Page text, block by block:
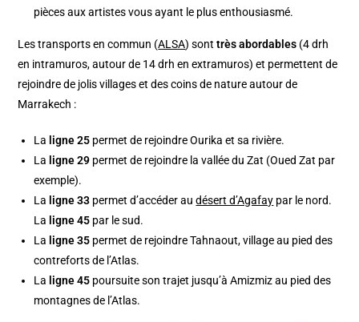
pièces aux artistes vous ayant le plus enthousiasmé.
Les transports en commun (ALSA) sonttrès abordables (4 drh
en intramuros, autour de 14 drh en extramuros) et permettent de
rejoindre de jolis villages et des coins de nature autour de
Marrakech :
La ligne 25 permet de rejoindre Ourika et sa rivière.
La ligne 29 permet de rejoindre la vallée du Zat (Oued Zat par
exemple).
La ligne 33 permet d’accéder audésert d’Agafay par le nord.
La ligne 45 par le sud.
La ligne 35 permet de rejoindre Tahnaout, village au pied des
contreforts de l’Atlas.
La ligne 45 poursuite son trajet jusqu’à Amizmiz au pied des
montagnes de l’Atlas.